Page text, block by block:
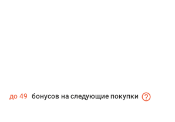
до 49 бонусов на следующие покупки